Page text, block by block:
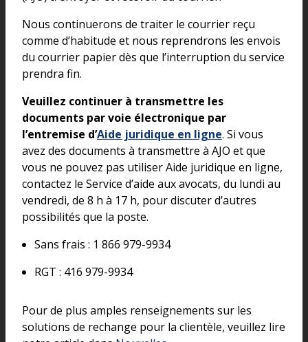
Nous continuerons de traiter le courrier reçu
comme d’habitude et nous reprendrons les envois
du courrier papier dès que l’interruption du service
prendra fin.
Veuillez continuer à transmettre les
documents par voie électronique par
l’entremise d’Aide juridique en ligne. Si vous
avez des documents à transmettre à AJO et que
vous ne pouvez pas utiliser Aide juridique en ligne,
contactez le Service d’aide aux avocats, du lundi au
vendredi, de 8 h à 17 h, pour discuter d’autres
possibilités que la poste.
Sans frais : 1 866 979-9934
RGT : 416 979-9934
Pour de plus amples renseignements sur les
solutions de rechange pour la clientèle, veuillez lire